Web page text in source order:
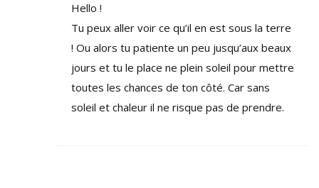
Hello !
Tu peux aller voir ce qu’il en est sous la terre
! Ou alors tu patiente un peu jusqu’aux beaux
jours et tu le place ne plein soleil pour mettre
toutes les chances de ton côté. Car sans
soleil et chaleur il ne risque pas de prendre.